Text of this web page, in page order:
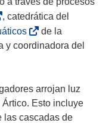
, catedrática del
(
s
b
r
i
de la
y coordinadora del
arrojan luz
Esto incluye
las cascadas de